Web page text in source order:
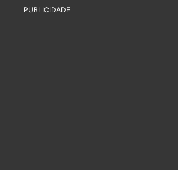
PUBLICIDADE